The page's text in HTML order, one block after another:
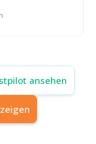
ansehen